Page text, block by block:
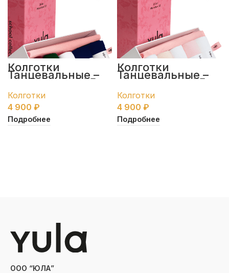
Колготки
Танцевальные –
набор пенал #5
Колготки
4 900 ₽
Подробнее
Колготки
Танцевальные –
набор пенал #5
Колготки
4 900 ₽
Подробнее
ООО “ЮЛА”